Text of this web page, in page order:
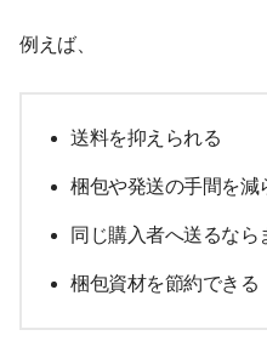
例えば、
送料を抑えられる
梱包や発送の手間を減
同じ購入者へ送るなら
梱包資材を節約できる